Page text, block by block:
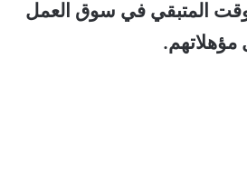
المتبقي في سوق العمل
مؤهلاتهم.